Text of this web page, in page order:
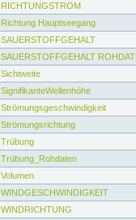
RICHTUNGSTROM
Richtung Hauptseegang
SAUERSTOFFGEHALT
SAUERSTOFFGEHALT
Sichtweite
SignifikanteWellenhöhe
Strömungsgeschwindigkeit
Strömungsrichtung
Trübung
Trübung_Rohdaten
Volumen
WINDGESCHWINDIGKEIT
WINDRICHTUNG